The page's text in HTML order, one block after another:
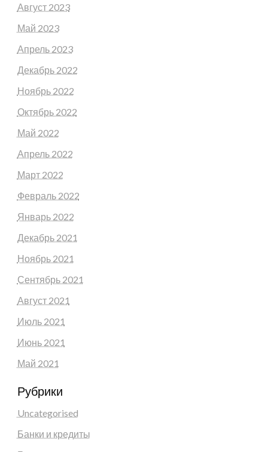
Август 2023
Май 2023
Апрель 2023
Декабрь 2022
Ноябрь 2022
Октябрь 2022
Май 2022
Апрель 2022
Март 2022
Февраль 2022
Январь 2022
Декабрь 2021
Ноябрь 2021
Сентябрь 2021
Август 2021
Июль 2021
Июнь 2021
Май 2021
Рубрики
Uncategorised
Банки и кредиты